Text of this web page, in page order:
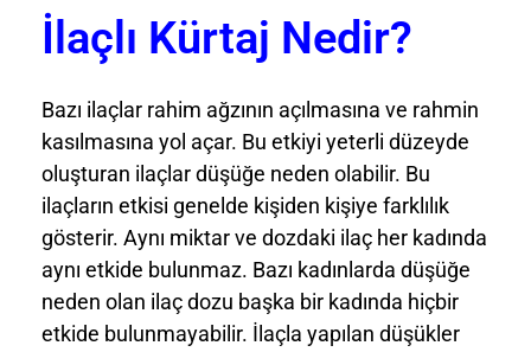
İlaçlı Kürtaj Nedir?
Bazı ilaçlar rahim ağzının açılmasına ve rahmin
kasılmasına yol açar. Bu etkiyi yeterli düzeyde
oluşturan ilaçlar düşüğe neden olabilir. Bu
ilaçların etkisi genelde kişiden kişiye farklılık
gösterir. Aynı miktar ve dozdaki ilaç her kadında
aynı etkide bulunmaz. Bazı kadınlarda düşüğe
neden olan ilaç dozu başka bir kadında hiçbir
etkide bulunmayabilir. İlaçla yapılan düşükler